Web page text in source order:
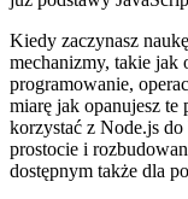
Kiedy zaczynasz
mechanizmy, takie jak
programowanie,
miarę jak opanujesz
korzystać z Node.js
prostocie i
dostępnym także dla